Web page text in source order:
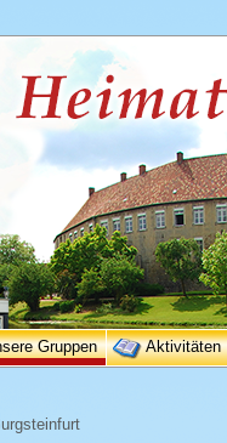
Gruppen Aktivitäten